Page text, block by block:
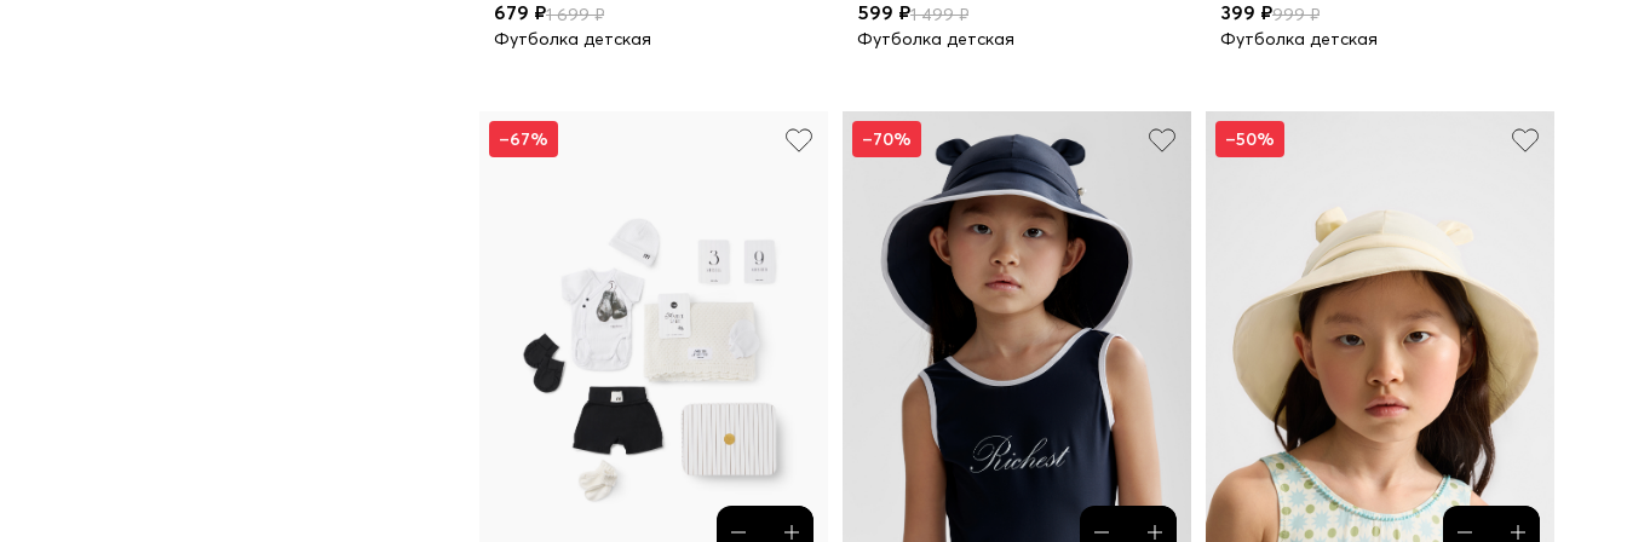
679 ₽1 699 ₽
Футболка детская
599 ₽1 499 ₽
Футболка детская
399 ₽999 ₽
Футболка детская
–67% –70% –50%